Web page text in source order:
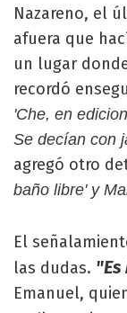
Nazareno, el
afuera que
un lugar
recordó
'Che, en
Se decían con
agregó otro
baño libre' y
El
las dudas. "Es
Emanuel,